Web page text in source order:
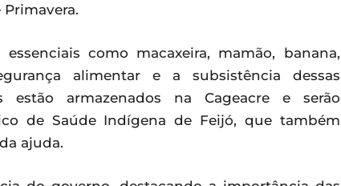
como macaxeira, mamão, banana,
alimentar e a subsistência dessas
armazenados na Cageacre e serão
de Saúde Indígena de Feijó, que também
ajuda.